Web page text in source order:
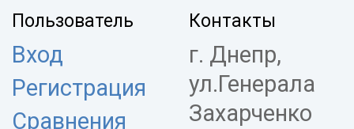
Пользователь
Вход
Регистрация
Сравнения
Контакты
г. Днепр,
ул.Генерала
Захарченко